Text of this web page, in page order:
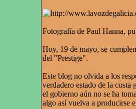
Fotografía de Paul Hanna,
Hoy, 19 de mayo, se
del "Prestige".
Este blog no olvida a los
verdadero estado de la costa
el gobierno aún no se ha
algo así vuelva a producirse